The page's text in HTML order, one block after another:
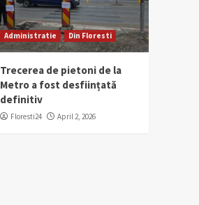
Administratie Din Floresti
Trecerea de pietoni de la
Metro a fost desființată
definitiv
Floresti24 April 2, 2026